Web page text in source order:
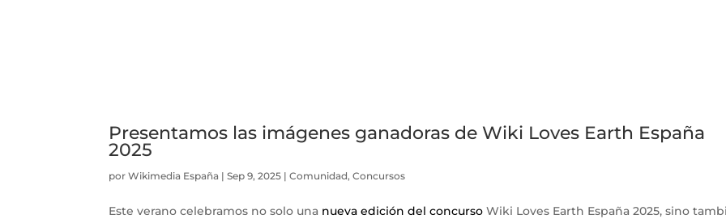
Presentamos las imágenes ganadoras de Wiki Loves Earth España
2025
porWikimedia España |Sep 9, 2025 |Comunidad,Concursos
Este verano celebramos no solo una nueva edición del concurso Wiki Loves Earth España 2025, sino